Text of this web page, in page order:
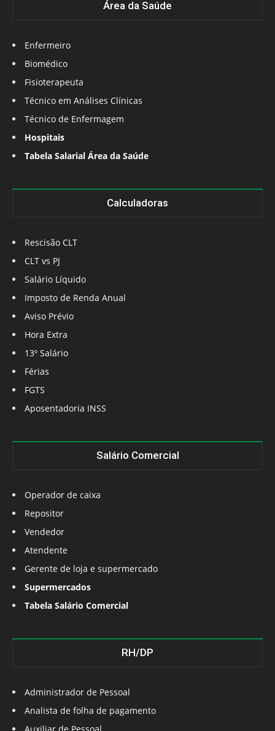
Área da Saúde
Enfermeiro
Biomédico
Fisioterapeuta
Técnico em Análises Clínicas
Técnico de Enfermagem
Hospitais
Tabela Salarial Área da Saúde
Calculadoras
Rescisão CLT
CLT vs PJ
Salário Líquido
Imposto de Renda Anual
Aviso Prévio
Hora Extra
13º Salário
Férias
FGTS
Aposentadoria INSS
Salário Comercial
Operador de caixa
Repositor
Vendedor
Atendente
Gerente de loja e supermercado
Supermercados
Tabela Salário Comercial
RH/DP
Administrador de Pessoal
Analista de folha de pagamento